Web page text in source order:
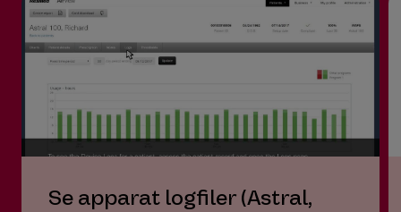
Se apparat logfiler (Astral,